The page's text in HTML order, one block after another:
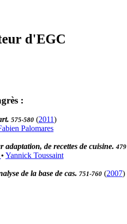
d'EGC
:
575-580 (2011)
Palomares
adaptation, de recettes de cuisine. 479
• Yannick Toussaint
de la base de cas. 751-760 (2007)